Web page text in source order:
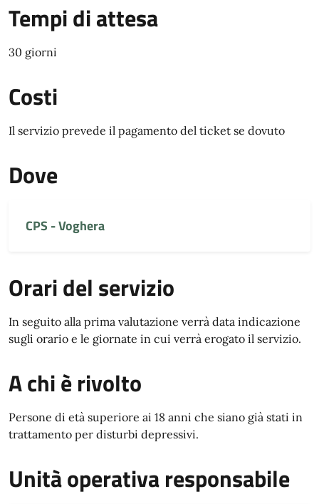
Tempi di attesa
30 giorni
Costi
Il servizio prevede il pagamento del ticket se dovuto
Dove
CPS - Voghera
Orari del servizio
In seguito alla prima valutazione verrà data indicazione
sugli orario e le giornate in cui verrà erogato il servizio.
A chi è rivolto
Persone di età superiore ai 18 anni che siano già stati in
trattamento per disturbi depressivi.
Unità operativa responsabile